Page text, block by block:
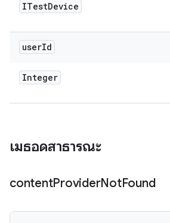
ITestDevice
userId
Integer
เมธอดสาธารณะ
contentProviderNotFound